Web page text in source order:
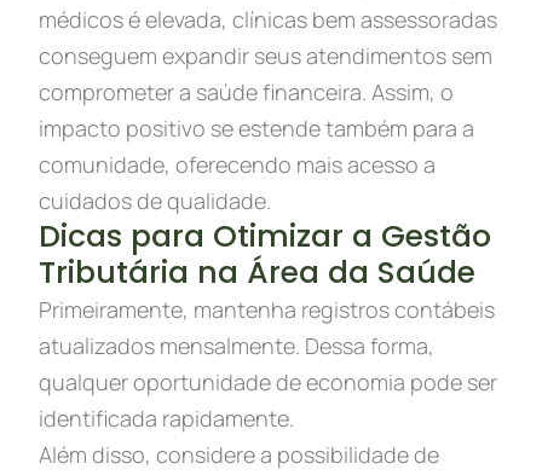
médicos é elevada, clínicas bem assessoradas
conseguem expandir seus atendimentos sem
comprometer a saúde financeira. Assim, o
impacto positivo se estende também para a
comunidade, oferecendo mais acesso a
cuidados de qualidade.
Dicas para Otimizar a Gestão
Tributária na Área da Saúde
Primeiramente, mantenha registros contábeis
atualizados mensalmente. Dessa forma,
qualquer oportunidade de economia pode ser
identificada rapidamente.
Além disso, considere a possibilidade de